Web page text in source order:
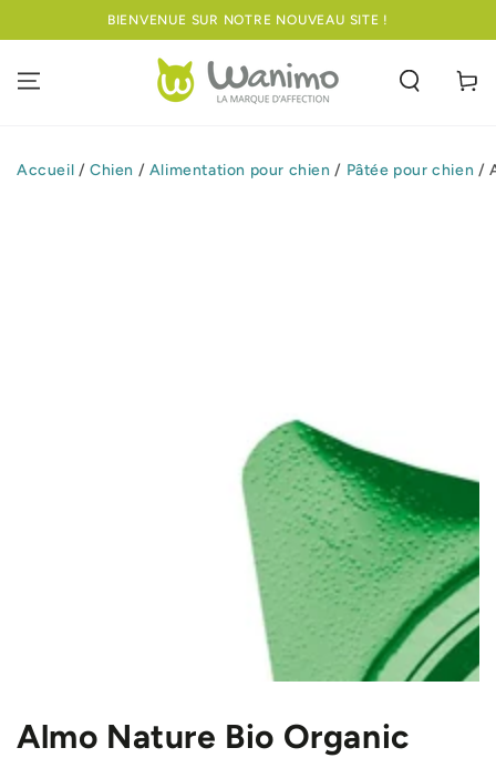
IGNORER LEBIENVENUE SUR NOTRE NOUVEAU SITE !
Panier
Accueil / Chien / Alimentation pour chien / Pâtée pour chien /
Almo Nature Bio Organic